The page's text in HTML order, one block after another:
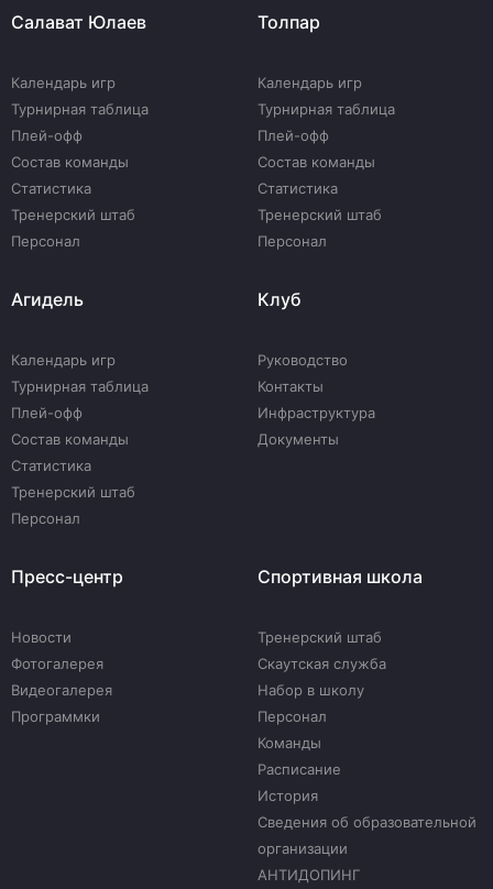
Салават Юлаев
Календарь игр
Турнирная таблица
Плей-офф
Состав команды
Статистика
Тренерский штаб
Персонал
Толпар
Календарь игр
Турнирная таблица
Плей-офф
Состав команды
Статистика
Тренерский штаб
Персонал
Агидель
Календарь игр
Турнирная таблица
Плей-офф
Состав команды
Статистика
Тренерский штаб
Персонал
Клуб
Руководство
Контакты
Инфраструктура
Документы
Пресс-центр
Новости
Фотогалерея
Видеогалерея
Программки
Спортивная школа
Тренерский штаб
Скаутская служба
Набор в школу
Персонал
Команды
Расписание
История
Сведения об образовательной
организации
АНТИДОПИНГ